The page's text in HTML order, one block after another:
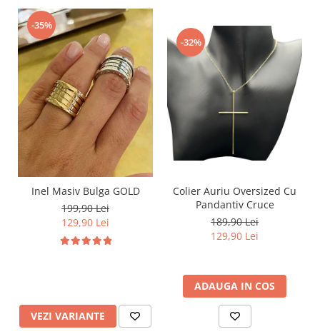
-35%
Inel Masiv Bulga GOLD
199,90 Lei
129,90 Lei
VEZI VARIANTE
-32%
Colier Auriu Oversized Cu
Pandantiv Cruce
189,90 Lei
129,90 Lei
ADAUGA IN COS